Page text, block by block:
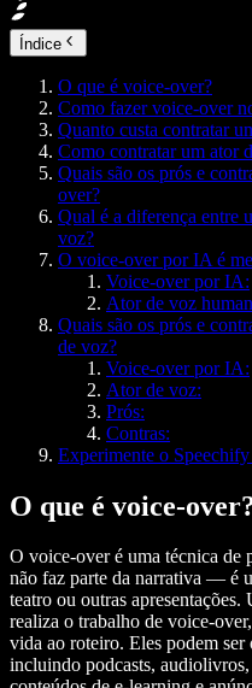
Índice
O que é voice-over?
Como fazer voice-over
Quanto custa contratar
Como contratar um ator
Quais são os prós e
over?
Qual é a diferença entre
voz?
O voice-over por IA é
Voice-over por IA:
Ator de voz
Quais são os prós e
de voz?
Voice-over por IA:
Ator de voz:
Prós:
Contras:
Experimente o
O que é voice-
O voice-over é uma técnica
não faz parte da narrativa — é
teatro ou outras
realiza o trabalho de voice-
vida ao roteiro. Eles podem
incluindo podcasts,